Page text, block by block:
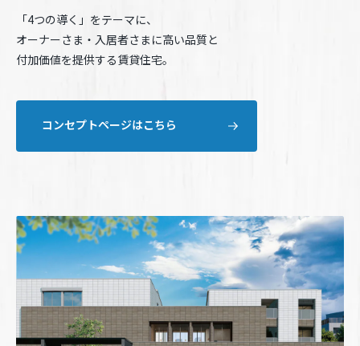
中古住宅検索
住まいの売却
これから住まいをご検討の方
多彩な動画やこだわりが詰まった建築実例、注目の最新情報など、
住まいづくりを楽しく学べるデジタルラウンジです。
社宅建築
医療・介護・子育て・障がい福祉施設
これから土地活用・賃貸経営をご検討の方
土地活用の基礎から長期安定経営を目指すオーナー様まで、賃貸経
ホテル・旅館リフォーム
ォームの具体策とアイデアを豊富にご用意しています。
ホームラウンジ リフォーム
事業用売買
分譲用地
すべてのフィールドに新しい価値をデザインし、持続可能な未来志
向のまちづくりを実現していきます。
ミサワゼネラルソリューション
ご相談窓口
お客様センター
ミサワホームオーナーさま・リフォーム工事ご契約者さまとミサワ
ホームを結ぶコミュニケーションサイト。お得・便利・安心なコン
テンツや、ミサワホームからの大切なお知らせなど配信していま
す。
ミサワオーナーズクラブ
ミサワホームグループ
IR情報
SDGs
環境活動
新卒者採用
中途採用
障がい者採用
「4つの導く」をテーマに、
オーナーさま・入居者さまに高い品質と
付加価値を提供する賃貸住宅。
コンセプトページはこちら